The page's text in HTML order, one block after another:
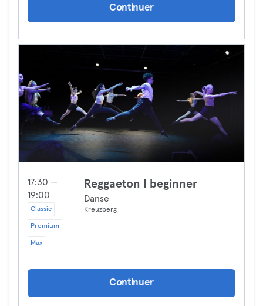
Continuer
17:30 —
19:00
Classic
Premium
Max
Reggaeton | beginner
Danse
Kreuzberg
Continuer